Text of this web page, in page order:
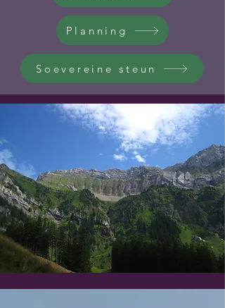
Planning
Soevereine steun